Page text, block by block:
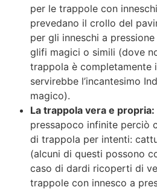
per le trappole con
prevedano il crollo del
per gli inneschi a
glifi magici o simili (dove
trappola è completamente
servirebbe l’incantesimo
magico).
La trappola vera e propria:
pressapoco infinite perciò
di trappola per intenti:
(alcuni di questi possono
caso di dardi ricoperti di
trappole con innesco a